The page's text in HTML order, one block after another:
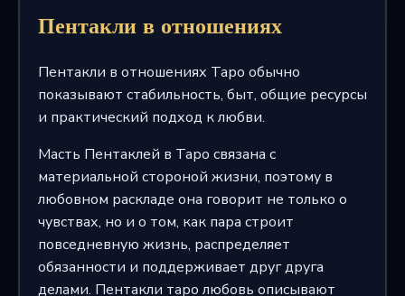
Пентакли в отношениях
Пентакли в отношениях Таро обычно
показывают стабильность, быт, общие ресурсы
и практический подход к любви.
Масть Пентаклей в Таро связана с
материальной стороной жизни, поэтому в
любовном раскладе она говорит не только о
чувствах, но и о том, как пара строит
повседневную жизнь, распределяет
обязанности и поддерживает друг друга
делами. Пентакли таро любовь описывают